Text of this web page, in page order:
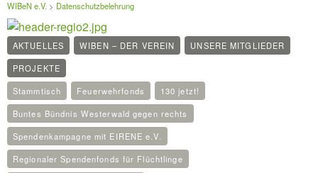
WIBeN e.V. > Datenschutzbelehrung
AKTUELLES WIBEN – DER VEREIN
UNSERE MITGLIEDER
PROJEKTE
Stammtisch
Feuerwehrfonds
130 jetzt!
Buntes Bündnis Westerwald gegen rechts
Spendenkampagne mit EIRENE e.V.
Regionaler Spendenfonds für Flüchtlinge